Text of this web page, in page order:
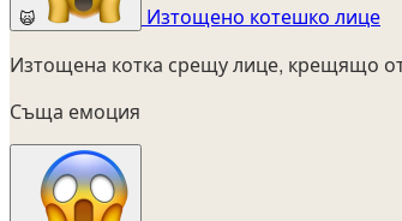
🙀
Изтощено котешко лице
Изтощена котка срещу лице, крещящо
Съща емоция